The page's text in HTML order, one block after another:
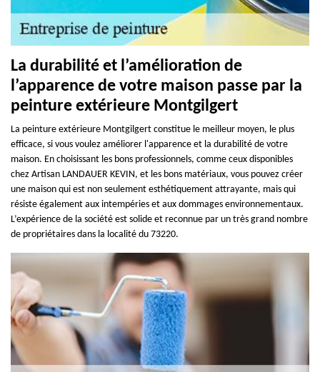
La durabilité et l’amélioration de
l’apparence de votre maison passe par la
peinture extérieure Montgilgert
La peinture extérieure Montgilgert constitue le meilleur moyen, le plus
efficace, si vous voulez améliorer l'apparence et la durabilité de votre
maison. En choisissant les bons professionnels, comme ceux disponibles
chez Artisan LANDAUER KEVIN, et les bons matériaux, vous pouvez créer
une maison qui est non seulement esthétiquement attrayante, mais qui
résiste également aux intempéries et aux dommages environnementaux.
L’expérience de la société est solide et reconnue par un très grand nombre
de propriétaires dans la localité du 73220.